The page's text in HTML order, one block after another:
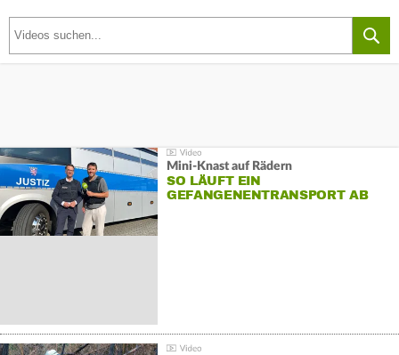
Mini-Knast auf Rädern
SO LÄUFT EIN
GEFANGENENTRANSPORT AB